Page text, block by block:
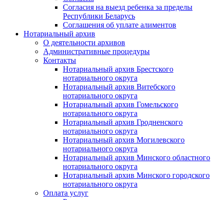
Согласия на выезд ребенка за пределы
Республики Беларусь
Соглашения об уплате алиментов
Нотариальный архив
О деятельности архивов
Административные процедуры
Контакты
Нотариальный архив Брестского
нотариального округа
Нотариальный архив Витебского
нотариального округа
Нотариальный архив Гомельского
нотариального округа
Нотариальный архив Гродненского
нотариального округа
Нотариальный архив Могилевского
нотариального округа
Нотариальный архив Минского областного
нотариального округа
Нотариальный архив Минского городского
нотариального округа
Оплата услуг